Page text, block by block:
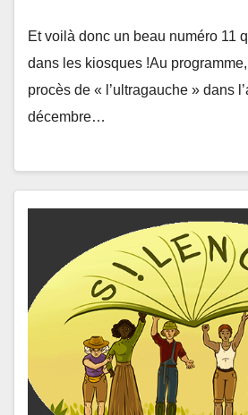
Et voilà donc un beau numéro 11
dans les kiosques !Au
procès de « l’ultragauche » dans
décembre…